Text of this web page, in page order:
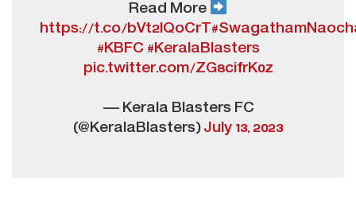
Read More
https://t.co/bVt2lQoCrT
#KBFC #KeralaBlasters
pic.twitter.com/ZG8cifrK0z
— Kerala Blasters FC
(@KeralaBlasters)July 13, 2023